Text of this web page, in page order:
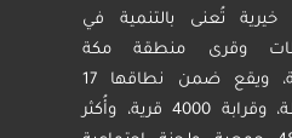
خيرية تُعنى بالتنمية في
وقرى منطقة مكة
المكرمة، ويقع ضمن نطاقها 17
محافظة، وقرابة 4000 قرية، وأُكثر